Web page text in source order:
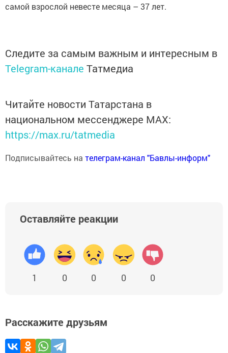
самой взрослой невесте месяца – 37 лет.
Следите за самым важным и интересным в
Telegram-канале Татмедиа
Читайте новости Татарстана в
национальном мессенджере MАХ:
https://max.ru/tatmedia
Подписывайтесь на телеграм-канал "Бавлы-информ"
Оставляйте реакции
1 0 0 0 0
Расскажите друзьям